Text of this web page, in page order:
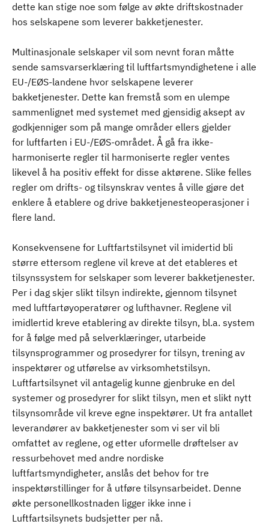
dette kan stige noe som følge av økte driftskostnader
hos selskapene som leverer bakketjenester.
Multinasjonale selskaper vil som nevnt foran måtte
sende samsvarserklæring til luftfartsmyndighetene i alle
EU-/EØS-landene hvor selskapene leverer
bakketjenester. Dette kan fremstå som en ulempe
sammenlignet med systemet med gjensidig aksept av
godkjenniger som på mange områder ellers gjelder
for luftfarten i EU-/EØS-området. Å gå fra ikke-
harmoniserte regler til harmoniserte regler ventes
likevel å ha positiv effekt for disse aktørene. Slike felles
regler om drifts- og tilsynskrav ventes å ville gjøre det
enklere å etablere og drive bakketjenesteoperasjoner i
flere land.
Konsekvensene for Luftfartstilsynet vil imidertid bli
større ettersom reglene vil kreve at det etableres et
tilsynssystem for selskaper som leverer bakketjenester.
Per i dag skjer slikt tilsyn indirekte, gjennom tilsynet
med luftfartøyoperatører og lufthavner. Reglene vil
imidlertid kreve etablering av direkte tilsyn, bl.a. system
for å følge med på selverklæringer, utarbeide
tilsynsprogrammer og prosedyrer for tilsyn, trening av
inspektører og utførelse av virksomhetstilsyn.
Luftfartsilsynet vil antagelig kunne gjenbruke en del
systemer og prosedyrer for slikt tilsyn, men et slikt nytt
tilsynsområde vil kreve egne inspektører. Ut fra antallet
leverandører av bakketjenester som vi ser vil bli
omfattet av reglene, og etter uformelle drøftelser av
ressurbehovet med andre nordiske
luftfartsmyndigheter, anslås det behov for tre
inspektørstillinger for å utføre tilsynsarbeidet. Denne
økte personellkostnaden ligger ikke inne i
Luftfartsilsynets budsjetter per nå.